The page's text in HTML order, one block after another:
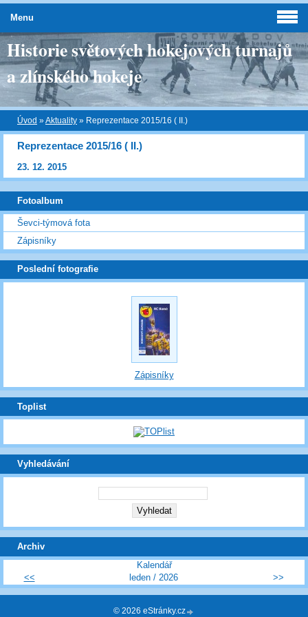
Historie světových hokejových turnajů
a zlínského hokeje
Úvod »Aktuality » Reprezentace 2015/16 ( II.)
Reprezentace 2015/16 ( II.)
23. 12. 2015
Menu
Fotoalbum
Ševci-týmová fota
Zápisníky
Poslední fotografie
Zápisníky
Toplist
Vyhledávání
Archiv
Kalendář
<<
leden / 2026 >>
© 2026 eStránky.cz